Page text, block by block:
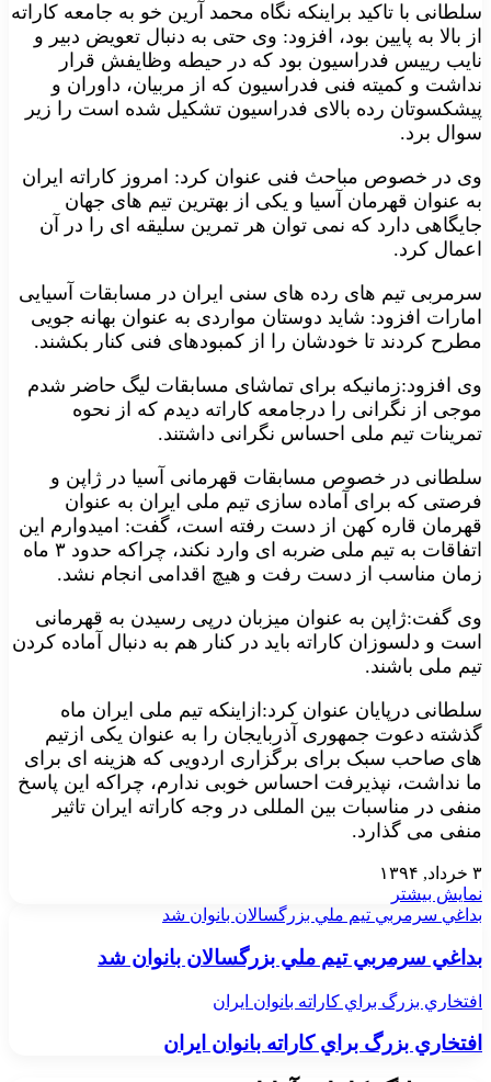
سلطانی با تاکید براینکه نگاه محمد آرین خو به جامعه کاراته
از بالا به پایین بود، افزود: وی حتی به دنبال تعویض دبیر و
نایب رییس فدراسیون بود که در حیطه وظایفش قرار
نداشت و کمیته فنی فدراسیون که از مربیان، داوران و
پیشکسوتان رده بالای فدراسیون تشکیل شده است را زیر
سوال برد.
وی در خصوص مباحث فنی عنوان کرد: امروز کاراته ایران
به عنوان قهرمان آسیا و یکی از بهترین تیم های جهان
جایگاهی دارد که نمی توان هر تمرین سلیقه ای را در آن
اعمال کرد.
سرمربی تیم های رده های سنی ایران در مسابقات آسیایی
امارات افزود: شاید دوستان مواردی به عنوان بهانه جویی
مطرح کردند تا خودشان را از کمبودهای فنی کنار بکشند.
وی افزود:زمانیکه برای تماشای مسابقات لیگ حاضر شدم
موجی از نگرانی را درجامعه کاراته دیدم که از نحوه
تمرینات تیم ملی احساس نگرانی داشتند.
سلطانی در خصوص مسابقات قهرمانی آسیا در ژاپن و
فرصتی که برای آماده سازی تیم ملی ایران به عنوان
قهرمان قاره کهن از دست رفته است، گفت: امیدوارم این
اتفاقات به تیم ملی ضربه ای وارد نکند، چراکه حدود ۳ ماه
زمان مناسب از دست رفت و هیچ اقدامی انجام نشد.
وی گفت:ژاپن به عنوان میزبان درپی رسیدن به قهرمانی
است و دلسوزان کاراته باید در کنار هم به دنبال آماده کردن
تیم ملی باشند.
سلطانی درپایان عنوان کرد:ازاینکه تیم ملی ایران ماه
گذشته دعوت جمهوری آذربایجان را به عنوان یکی ازتیم
های صاحب سبک برای برگزاری اردویی که هزینه ای برای
ما نداشت، نپذیرفت احساس خوبی ندارم، چراکه این پاسخ
منفی در مناسبات بین المللی در وجه کاراته ایران تاثیر
منفی می گذارد.
۳ خرداد, ۱۳۹۴
نمایش بیشتر
بداغي سرمربي تيم ملي بزرگسالان بانوان شد
بداغي سرمربي تيم ملي بزرگسالان بانوان شد
افتخاري بزرگ براي كاراته بانوان ايران
افتخاري بزرگ براي كاراته بانوان ايران